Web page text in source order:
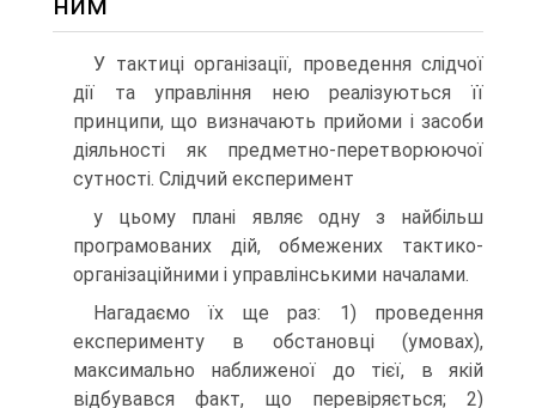
У тактиці організації, проведення слідчої
дії та управління нею реалізуються її
принципи, що визначають прийоми і засоби
діяльності як предметно-перетворюючої
сутності. Слідчий експеримент
у цьому плані являє одну з найбільш
програмованих дій, обмежених тактико-
організаційними і управлінськими началами.
Нагадаємо їх ще раз: 1) проведення
експерименту в обстановці (умовах),
максимально наближеної до тієї, в якій
відбувався факт, що перевіряється; 2)